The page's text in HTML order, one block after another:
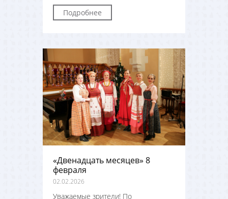
Подробнее
«Двенадцать месяцев» 8
февраля
02.02.2026
Уважаемые зрители! По